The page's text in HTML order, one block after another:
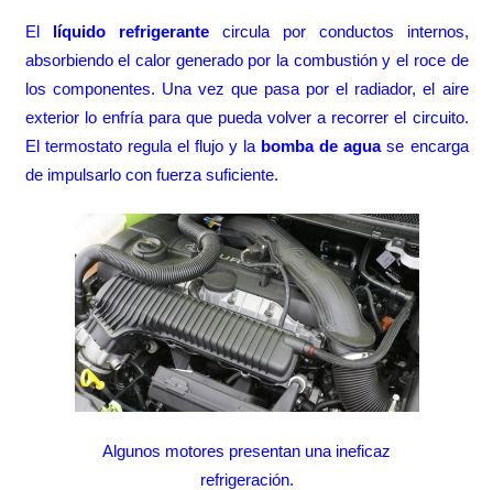
El líquido refrigerantecircula por conductos internos,
absorbiendo el calor generado por la combustión y el roce de
los componentes. Una vez que pasa por el radiador, el aire
exterior lo enfría para que pueda volver a recorrer el circuito.
El termostato regula el flujo y la bomba de aguase encarga
de impulsarlo con fuerza suficiente.
Algunos motores presentan una ineficaz
refrigeración.